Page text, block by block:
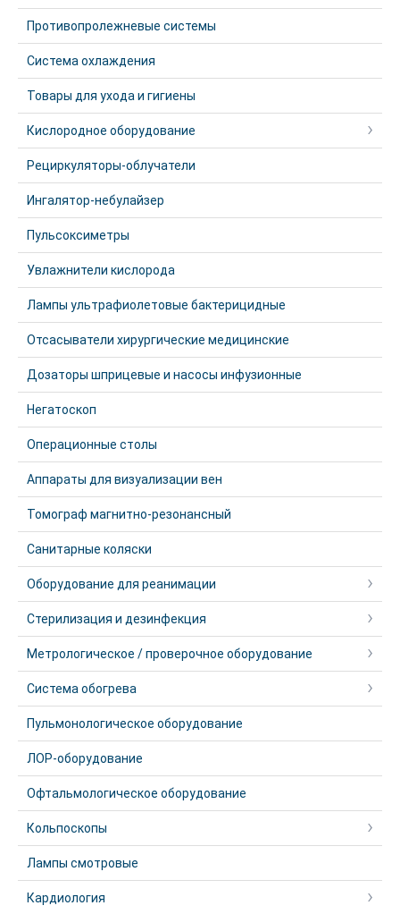
Противопролежневые системы
Система охлаждения
Товары для ухода и гигиены
Кислородное оборудование
Рециркуляторы-облучатели
Ингалятор-небулайзер
Пульсоксиметры
Увлажнители кислорода
Лампы ультрафиолетовые бактерицидные
Отсасыватели хирургические медицинские
Дозаторы шприцевые и насосы инфузионные
Негатоскоп
Операционные столы
Аппараты для визуализации вен
Томограф магнитно-резонансный
Санитарные коляски
Оборудование для реанимации
Стерилизация и дезинфекция
Метрологическое / проверочное оборудование
Система обогрева
Пульмонологическое оборудование
ЛОР-оборудование
Офтальмологическое оборудование
Кольпоскопы
Лампы смотровые
Кардиология